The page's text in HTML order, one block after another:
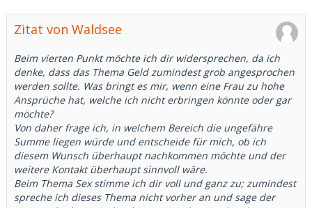
Zitat von Waldsee
Beim vierten Punkt möchte ich dir widersprechen, da ich
denke, dass das Thema Geld zumindest grob angesprochen
werden sollte. Was bringt es mir, wenn eine Frau zu hohe
Ansprüche hat, welche ich nicht erbringen könnte oder gar
möchte?
Von daher frage ich, in welchem Bereich die ungefähre
Summe liegen würde und entscheide für mich, ob ich
diesem Wunsch überhaupt nachkommen möchte und der
weitere Kontakt überhaupt sinnvoll wäre.
Beim Thema Sex stimme ich dir voll und ganz zu; zumindest
spreche ich dieses Thema nicht vorher an und sage der